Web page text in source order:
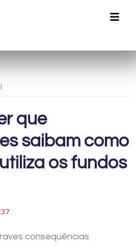
que
saibam como
os fundos
consequências